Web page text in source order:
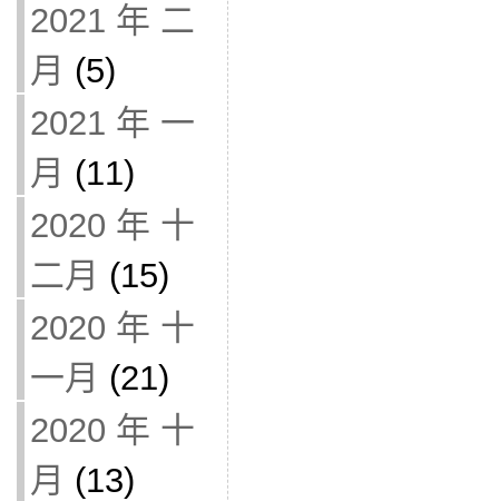
2021 年 二
月 (5)
2021 年 一
月 (11)
2020 年 十
二月 (15)
2020 年 十
一月 (21)
2020 年 十
月 (13)